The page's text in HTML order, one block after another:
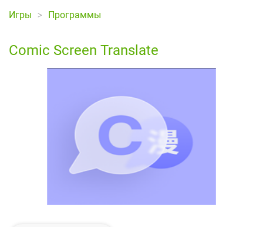
Игры Программы
Comic Screen Translate